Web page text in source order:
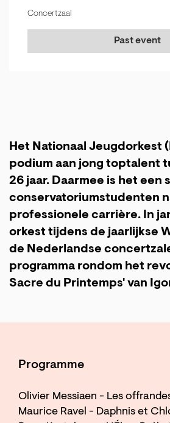
Concertzaal
Past event
Het Nationaal Jeugdorkest
podium aan jong toptalent
26 jaar. Daarmee is het een
conservatoriumstudenten
professionele carrière. In
orkest tijdens de jaarlijkse
de Nederlandse
programma rondom het
Sacre du Printemps' van
Programme
Olivier Messiaen - Les
Maurice Ravel - Daphnis et